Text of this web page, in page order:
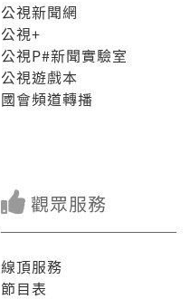
公視新聞網
公視+
公視P#新聞實驗室
公視遊戲本
國會頻道轉播
觀眾服務
線頂服務
節目表